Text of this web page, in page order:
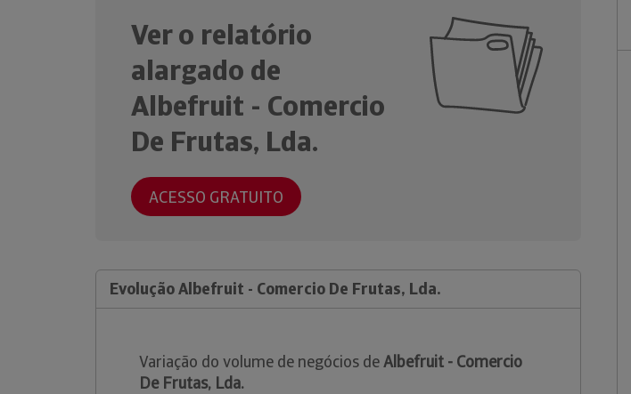
Ver o relatório
alargado de
Albefruit - Comercio
De Frutas, Lda.
ACESSO GRATUITO
Evolução Albefruit - Comercio De Frutas, Lda.
Variação do volume de negócios deAlbefruit - Comercio
De Frutas, Lda.